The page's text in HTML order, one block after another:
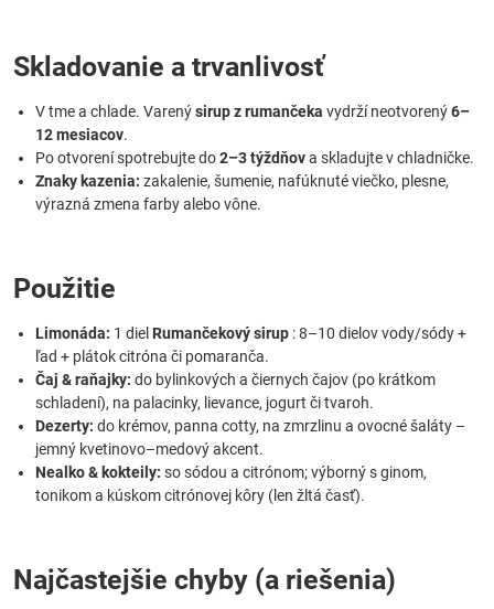
Skladovanie a trvanlivosť
V tme a chlade. Varenýsirup z rumančeka vydrží neotvorený6–
12 mesiacov.
Po otvorení spotrebujte do2–3 týždňova skladujte v chladničke.
Znaky kazenia: zakalenie, šumenie, nafúknuté viečko, plesne,
výrazná zmena farby alebo vône.
Použitie
Limonáda: 1 diel Rumančekový sirup : 8–10 dielov vody/sódy +
ľad + plátok citróna či pomaranča.
Čaj & raňajky: do bylinkových a čiernych čajov (po krátkom
schladení), na palacinky, lievance, jogurt či tvaroh.
Dezerty: do krémov, panna cotty, na zmrzlinu a ovocné šaláty –
jemný kvetinovo–medový akcent.
Nealko & kokteily: so sódou a citrónom; výborný s ginom,
tonikom a kúskom citrónovej kôry (len žltá časť).
Najčastejšie chyby (a riešenia)